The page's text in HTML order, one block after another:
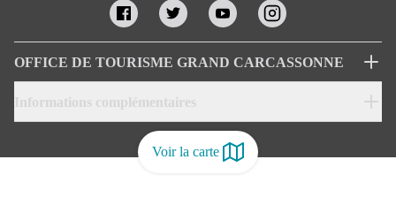
Voir la carte
OFFICE DE TOURISME GRAND CARCASSONNE
Informations complémentaires